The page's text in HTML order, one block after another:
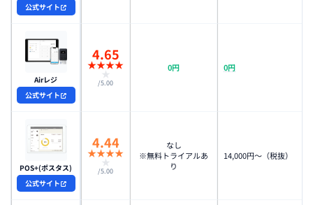
公式サイト
Airレジ
公式サイト
4.65
★★★★
★
/5.00
0円 0円
POS+(ポスタス)
公式サイト
4.44
★★★★
★
/5.00
なし
※無料トライアルあ
り
14,000円〜（税抜）